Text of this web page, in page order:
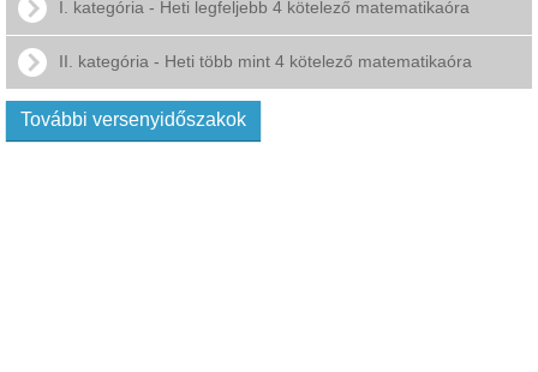
I. kategória - Heti legfeljebb 4 kötelező matematikaóra
II. kategória - Heti több mint 4 kötelező matematikaóra
További versenyidőszakok